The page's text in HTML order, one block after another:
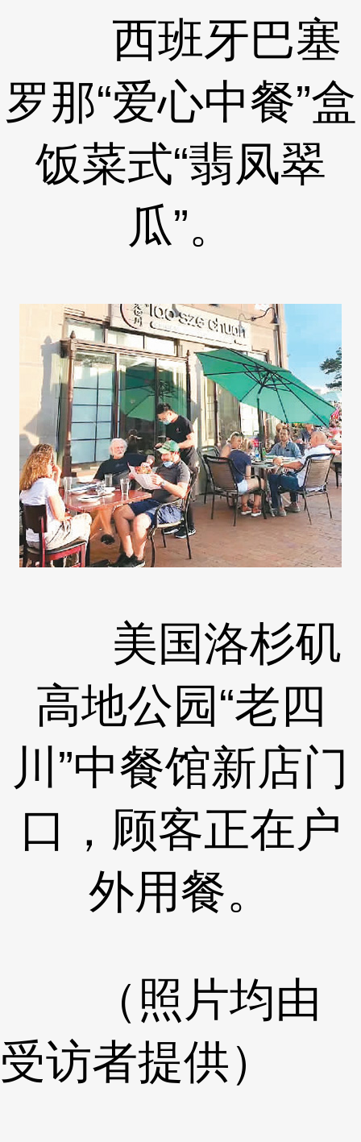
西班牙巴塞
罗那“爱心中餐”盒
饭菜式“翡凤翠
瓜”。
美国洛杉矶
高地公园“老四
川”中餐馆新店门
口，顾客正在户
外用餐。
（照片均由
受访者提供）